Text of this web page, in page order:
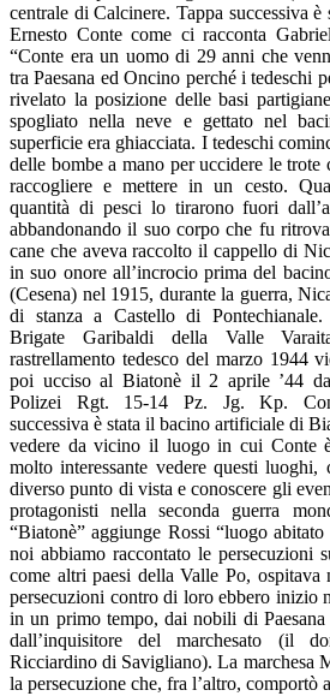
centrale di Calcinere. Tappa successiva
Ernesto Conte come ci racconta
“Conte era un uomo di 29 anni che
tra Paesana ed Oncino perché i tedeschi
rivelato la posizione delle basi
spogliato nella neve e gettato nel
superficie era ghiacciata. I tedeschi
delle bombe a mano per uccidere le trote
raccogliere e mettere in un cesto.
quantità di pesci lo tirarono fuori
abbandonando il suo corpo che fu
cane che aveva raccolto il cappello di
in suo onore all’incrocio prima del
(Cesena) nel 1915, durante la guerra,
di stanza a Castello di
Brigate Garibaldi della Valle
rastrellamento tedesco del marzo 1944
poi ucciso al Biatonè il 2 aprile ’44
Polizei Rgt. 15-14 Pz. Jg. Kp.
successiva è stata il bacino artificiale di
vedere da vicino il luogo in cui Conte
molto interessante vedere questi luoghi,
diverso punto di vista e conoscere gli
protagonisti nella seconda guerra
“Biatonè” aggiunge Rossi “luogo
noi abbiamo raccontato le persecuzioni
come altri paesi della Valle Po, ospitava
persecuzioni contro di loro ebbero inizio
in un primo tempo, dai nobili di Paesana
dall’inquisitore del marchesato (il
Ricciardino di Savigliano). La marchesa
la persecuzione che, fra l’altro, comportò